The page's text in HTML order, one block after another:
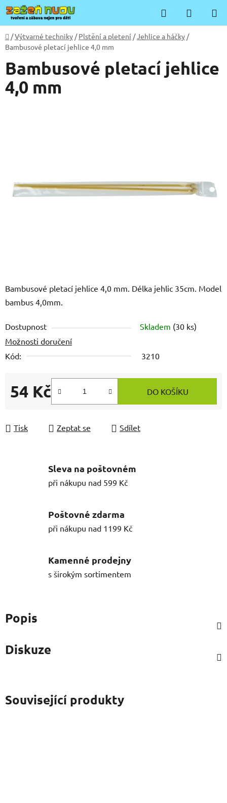
Přejít
na
obsah
Hledat
KOŠÍK
Domů
/Výtvarné techniky / Plstění a pletení /Jehlice a háčky /
Bambusové pletací jehlice 4,0 mm
Bambusové pletací jehlice 4,0 mm. Délka jehlic 35cm. Model
bambus 4,0mm.
Dostupnost Skladem (30 ks)
Možnosti doručení
Kód:
3210
54 Kč
Měrná cena:
DO KOŠÍKU
Tisk Zeptat se Sdílet
Bambusové pletací jehlice
4,0 mm
Sleva na poštovném
při nákupu nad 599 Kč
Poštovné zdarma
při nákupu nad 1199 Kč
Kamenné prodejny
s širokým sortimentem
Popis
Diskuze
Související produkty